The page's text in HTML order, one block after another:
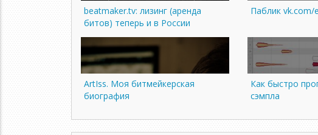
beatmaker.tv: лизинг (аренда
битов) теперь и в России
Паблик vk.com/
ArtIss. Моя битмейкерская
биография
Как быстро
сэмпла